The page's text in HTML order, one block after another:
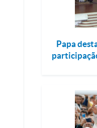
Papa